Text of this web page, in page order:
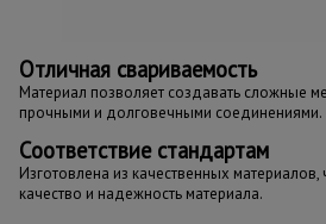
Отличная свариваемость
Материал позволяет создавать сложные
прочными и долговечными соединениями.
Соответствие стандартам
Изготовлена из качественных материалов,
качество и надежность материала.